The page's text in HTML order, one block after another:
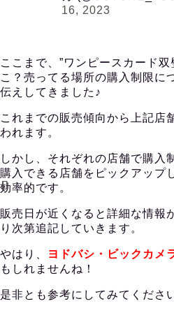
16, 2023
ここまで、”ワンピースカード
こ？売ってる場所の購入制限に
伝えしてきました♪
これまでの販売傾向から上記店
われます。
しかし、それぞれの店舗で購入
購入できる店舗をピックアップ
効率的です。
販売日が近くなると詳細な情報
り次第追記していきます。
やはり、 ヨドバシ・ビックカメ
もしれませんね！
是非とも参考にしてみてくださ